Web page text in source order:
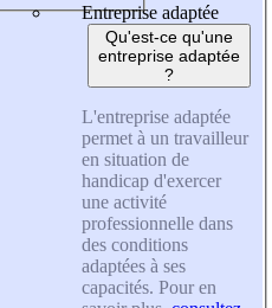
Entreprise adaptée
Qu'est-ce qu'une
entreprise adaptée
?
L'entreprise adaptée
permet à un travailleur
en situation de
handicap d'exercer
une activité
professionnelle dans
des conditions
adaptées à ses
capacités. Pour en